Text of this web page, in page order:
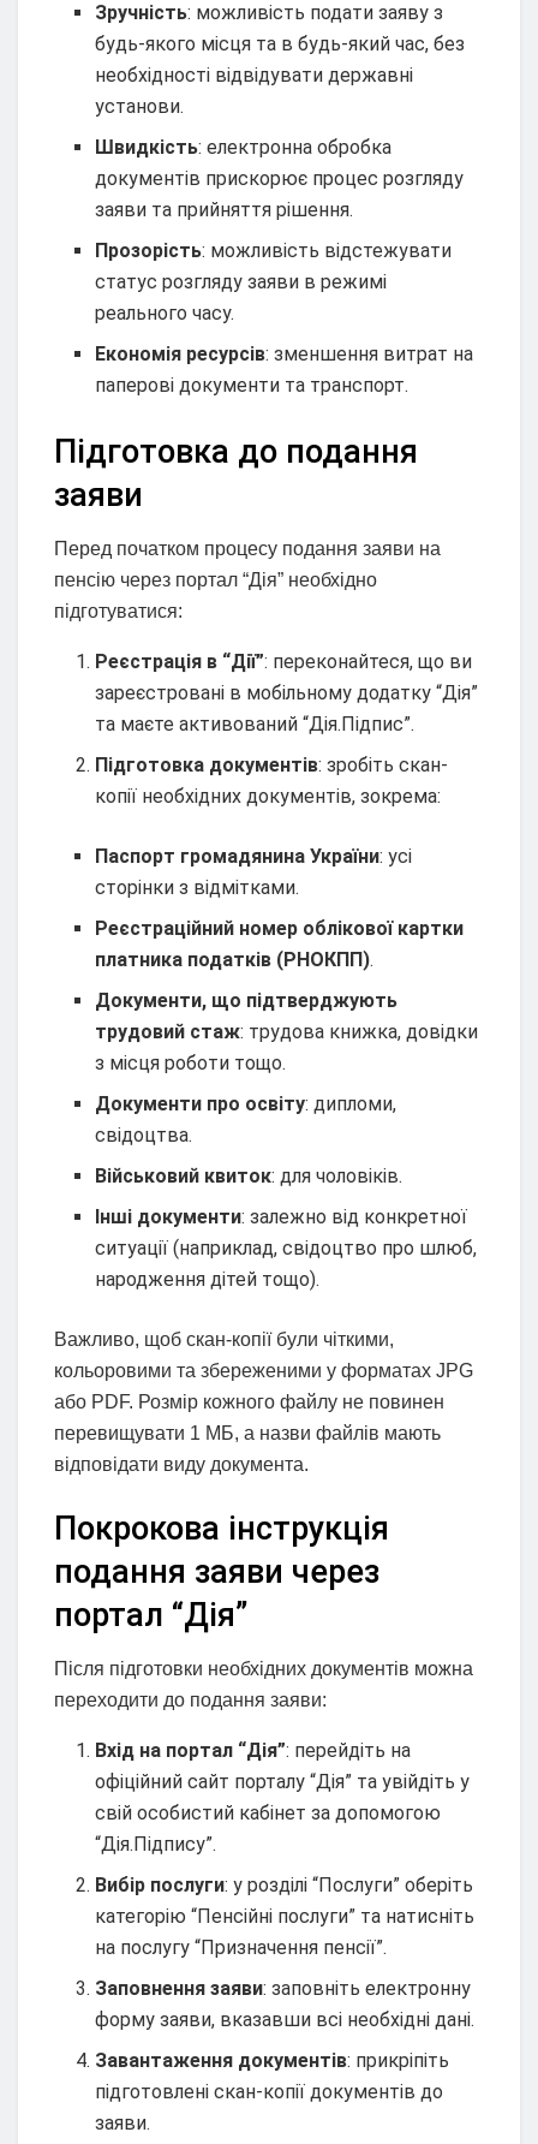
Зручність: можливість подати заяву з
будь-якого місця та в будь-який час, без
необхідності відвідувати державні
установи.
Швидкість: електронна обробка
документів прискорює процес розгляду
заяви та прийняття рішення.
Прозорість: можливість відстежувати
статус розгляду заяви в режимі
реального часу.
Економія ресурсів: зменшення витрат на
паперові документи та транспорт.
Підготовка до подання
заяви
Перед початком процесу подання заяви на
пенсію через портал “Дія” необхідно
підготуватися:
Реєстрація в “Дії”: переконайтеся, що ви
зареєстровані в мобільному додатку “Дія”
та маєте активований “Дія.Підпис”.
Підготовка документів: зробіть скан-
копії необхідних документів, зокрема:
Паспорт громадянина України: усі
сторінки з відмітками.
Реєстраційний номер облікової картки
платника податків (РНОКПП).
Документи, що підтверджують
трудовий стаж: трудова книжка, довідки
з місця роботи тощо.
Документи про освіту: дипломи,
свідоцтва.
Військовий квиток: для чоловіків.
Інші документи: залежно від конкретної
ситуації (наприклад, свідоцтво про шлюб,
народження дітей тощо).
Важливо, щоб скан-копії були чіткими,
кольоровими та збереженими у форматах JPG
або PDF. Розмір кожного файлу не повинен
перевищувати 1 МБ, а назви файлів мають
відповідати виду документа.
Покрокова інструкція
подання заяви через
портал “Дія”
Після підготовки необхідних документів можна
переходити до подання заяви:
Вхід на портал “Дія”: перейдіть на
офіційний сайт порталу “Дія” та увійдіть у
свій особистий кабінет за допомогою
“Дія.Підпису”.
Вибір послуги: у розділі “Послуги” оберіть
категорію “Пенсійні послуги” та натисніть
на послугу “Призначення пенсії”.
Заповнення заяви: заповніть електронну
форму заяви, вказавши всі необхідні дані.
Завантаження документів: прикріпіть
підготовлені скан-копії документів до
заяви.